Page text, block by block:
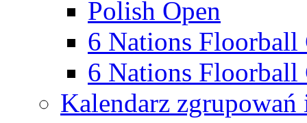
Polish Open
6 Nations Floorball
6 Nations Floorball
Kalendarz